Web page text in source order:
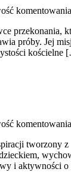
komentowania
przekonania,
próby. Jej
kościelne
komentowania
tworzony
i aktywności